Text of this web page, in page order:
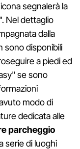
segnalerà la
Nel dettaglio
dalla
sono disponibili
a piedi ed
se sono
modo di
dedicata alle
parcheggio
serie di luoghi